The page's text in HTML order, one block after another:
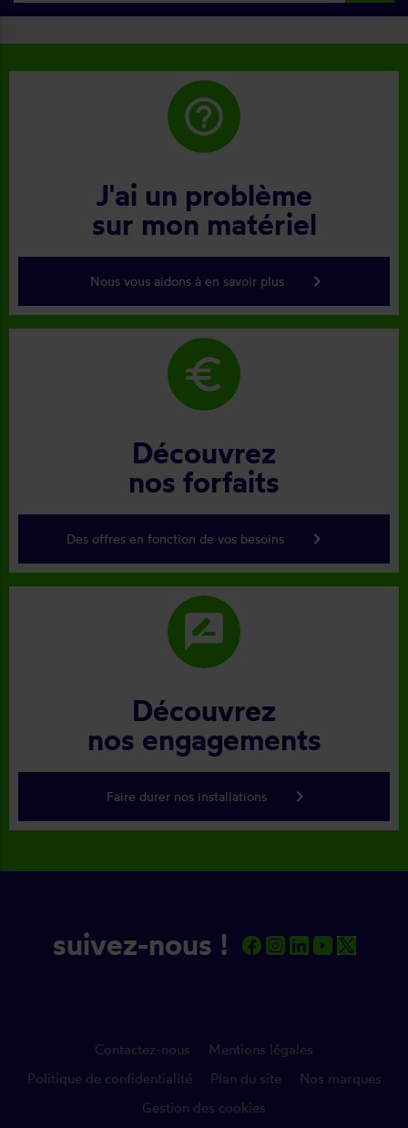
help_outline
J'ai un problème
sur mon matériel
Nous vous aidons à en savoir plus keyboard_arrow_right
euro
Découvrez
nos forfaits
Des offres en fonction de vos besoins keyboard_arrow_right
rate_review
Découvrez
nos engagements
Faire durer nos installations keyboard_arrow_right
suivez-nous !
Contactez-nous
Mentions légales
Politique de confidentialité
Plan du site
Nos marques
Gestion des cookies